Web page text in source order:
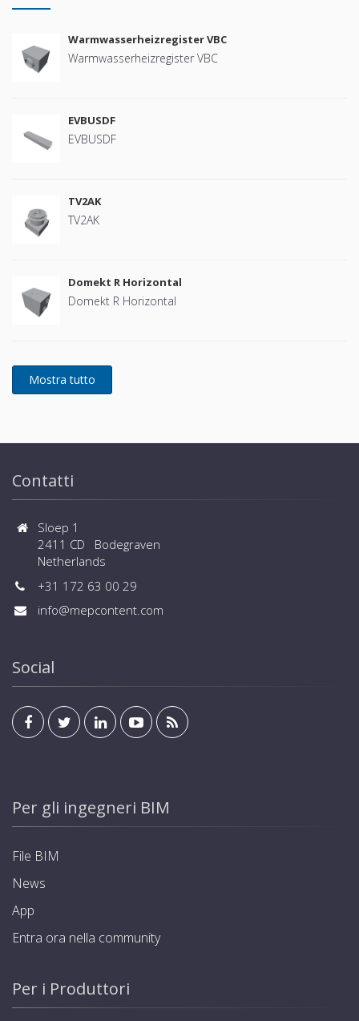
Warmwasserheizregister VBC
Warmwasserheizregister VBC
EVBUSDF
EVBUSDF
TV2AK
TV2AK
Domekt R Horizontal
Domekt R Horizontal
Contatti
Sloep 1
2411 CD Bodegraven
Netherlands
+31 172 63 00 29
info@mepcontent.com
Social
Per gli ingegneri BIM
File BIM
News
App
Entra ora nella community
Per i Produttori